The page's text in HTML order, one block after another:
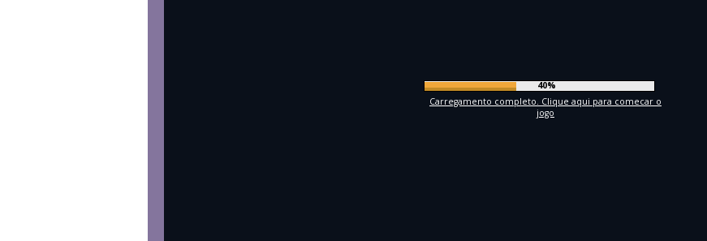
43%
Carregamento completo. Clique aqui para comecar o
jogo